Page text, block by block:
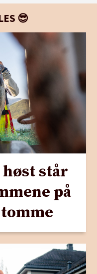
😎
står
på